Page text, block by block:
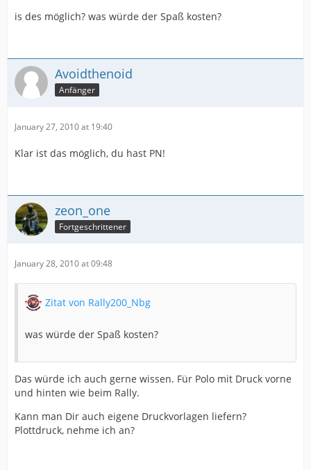
is des möglich? was würde der Spaß kosten?
Avoidthenoid
Anfänger
January 27, 2010 at 19:40
Klar ist das möglich, du hast PN!
zeon_one
Fortgeschrittener
January 28, 2010 at 09:48
Zitat von Rally200_Nbg
was würde der Spaß kosten?
Das würde ich auch gerne wissen. Für Polo mit Druck vorne
und hinten wie beim Rally.
Kann man Dir auch eigene Druckvorlagen liefern?
Plottdruck, nehme ich an?